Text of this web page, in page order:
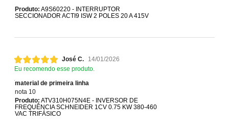
Produto: A9S60220 - INTERRUPTOR
SECCIONADOR ACTI9 ISW 2 POLES 20 A 415V
José C.
14/01/2026
Eu recomendo esse produto.
material de primeira linha
nota 10
Produto: ATV310H075N4E - INVERSOR DE
FREQUÊNCIA SCHNEIDER 1CV 0.75 KW 380-460
VAC TRIFÁSICO